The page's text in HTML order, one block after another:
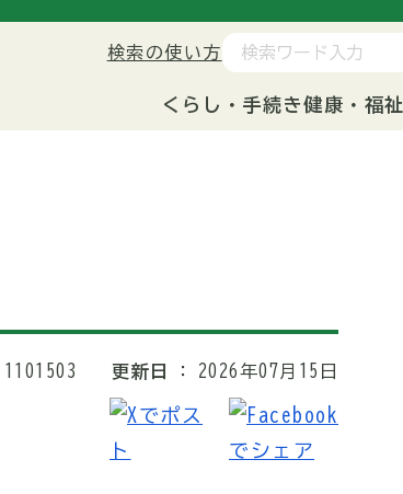
くらし・手続き健康・福祉
検索の使い方
1101503 更新日 2026年07月15日